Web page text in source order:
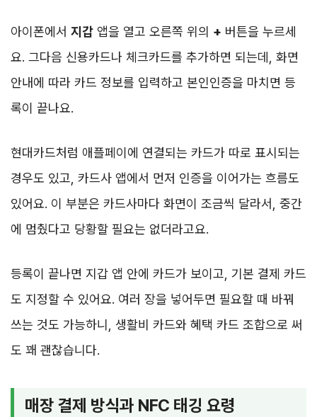
아이폰에서 지갑 앱을 열고 오른쪽 위의 + 버튼을 누르세
요. 그다음 신용카드나 체크카드를 추가하면 되는데, 화면
안내에 따라 카드 정보를 입력하고 본인인증을 마치면 등
록이 끝나요.
현대카드처럼 애플페이에 연결되는 카드가 따로 표시되는
경우도 있고, 카드사 앱에서 먼저 인증을 이어가는 흐름도
있어요. 이 부분은 카드사마다 화면이 조금씩 달라서, 중간
에 멈췄다고 당황할 필요는 없더라고요.
등록이 끝나면 지갑 앱 안에 카드가 보이고, 기본 결제 카드
도 지정할 수 있어요. 여러 장을 넣어두면 필요할 때 바꿔
쓰는 것도 가능하니, 생활비 카드와 혜택 카드 조합으로 써
도 꽤 괜찮습니다.
매장 결제 방식과 NFC 태깅 요령